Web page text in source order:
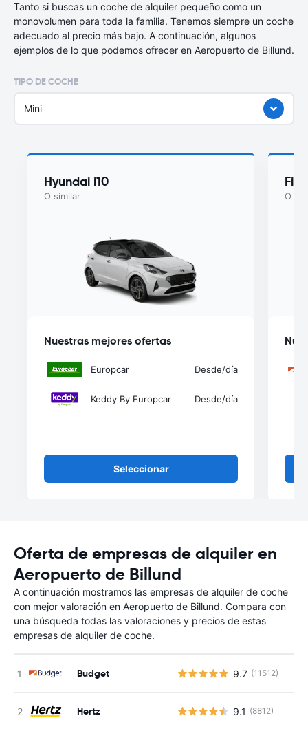
Tanto si buscas un coche de alquiler pequeño como un
monovolumen para toda la familia. Tenemos siempre un coche
adecuado al precio más bajo. A continuación, algunos
ejemplos de lo que podemos ofrecer en Aeropuerto de Billund.
TIPO DE COCHE
Mini
Hyundai i10
O similar
Nuestras mejores ofertas
Europcar Desde/día
Keddy By Europcar Desde/día
Seleccionar
O
Oferta de empresas de alquiler en
Aeropuerto de Billund
A continuación mostramos las empresas de alquiler de coche
con mejor valoración en Aeropuerto de Billund. Compara con
una búsqueda todas las valoraciones y precios de estas
empresas de alquiler de coche.
Budget 9.7 (11512)
Hertz 9.1 (8812)